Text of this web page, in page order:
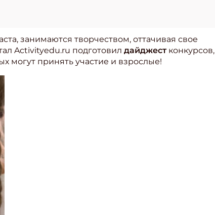
занимаются творчеством, оттачивая свое
Activityedu.ru подготовил дайджестконкурсов,
могут принять участие и взрослые!